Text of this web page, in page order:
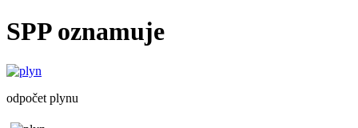
SPP oznamuje
odpočet plynu